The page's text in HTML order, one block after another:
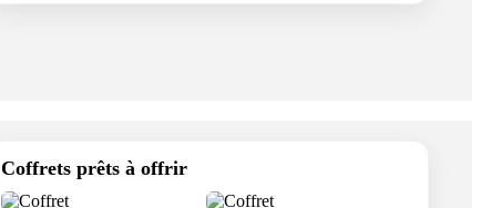
Coffrets prêts à offrir